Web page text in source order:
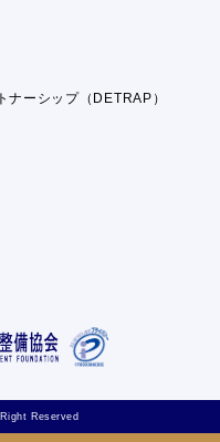
ナーシップ（DETRAP）
Reserved